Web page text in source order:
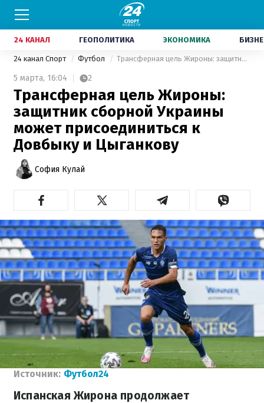
24 КАНАЛ ГЕОПОЛИТИКА ЭКОНОМИКА
24 канал Спорт Футбол Трансферная цель Жироны: защитник сборной Украины может присоединиться к Довбыку и Цыганкову
5 марта, 16:04 2
Трансферная цель Жироны:
защитник сборной Украины
может присоединиться к
Довбыку и Цыганкову
София Кулай
Источник: Футбол24
Испанская Жирона продолжает